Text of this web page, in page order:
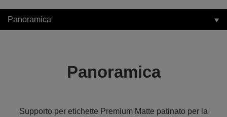
Panoramica
Panoramica
Supporto per etichette Premium Matte patinato per la